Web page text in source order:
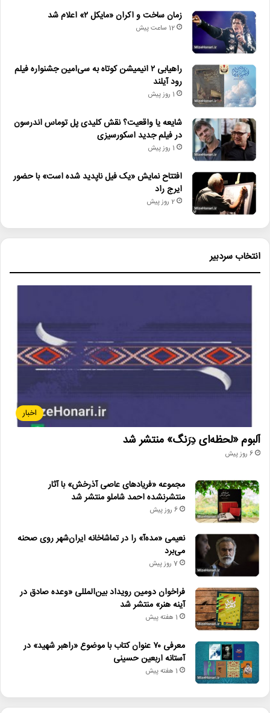
• افتتاح نمایش «یک فیل ناپدید شده است» با حضور ایرج راد
• جزئیات اکران مستند «ماسک» منتشر شد
تئاتر_دانشگاهی
جشنواره_نمایش_دانشجویی
دانشگاه_آزاد
فراخوان فراخوان_هنری
زمان ساخت و اکران «مایکل ۲» اعلام شد
12 ساعت پیش
راهیابی ۲ انیمیشن کوتاه به سی‌امین جشنواره فیلم
رود آیلند
1 روز پیش
شایعه یا واقعیت؟ نقش کلیدی پل توماس اندرسون
در فیلم جدید اسکورسیزی
1 روز پیش
افتتاح نمایش «یک فیل ناپدید شده است» با حضور
ایرج راد
2 روز پیش
انتخاب سردبیر
اخبار
آلبوم «لحظه‌ای دِرَنگ» منتشر شد
6 روز پیش
مجموعه «فریادهای عاصی آذرخش» با آثار
منتشرنشده احمد شاملو منتشر شد
6 روز پیش
نعیمی «مده‌آ» را در تماشاخانه ایران‌شهر روی صحنه
می‌برد
7 روز پیش
فراخوان دومین رویداد بین‌المللی «وعده صادق در
آینه هنر» منتشر شد
1 هفته پیش
معرفی ۷۰ عنوان کتاب با موضوع «راهبر شهید» در
آستانه اربعین حسینی
1 هفته پیش